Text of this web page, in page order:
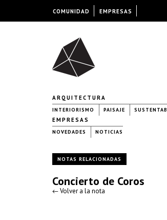
ARQUITECTURA
INTERIORISMO PAISAJE
EMPRESAS
NOVEDADES NOTICIAS
NOTAS RELACIONADAS
Concierto de Coros
← Volver a la nota
COMUNIDAD EMPRESAS